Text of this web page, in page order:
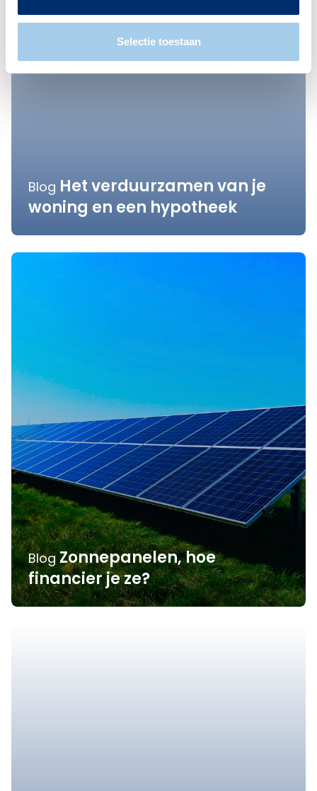
Selectie toestaan
Blog Het verduurzamen van je
woning en een hypotheek
Blog Zonnepanelen, hoe
financier je ze?